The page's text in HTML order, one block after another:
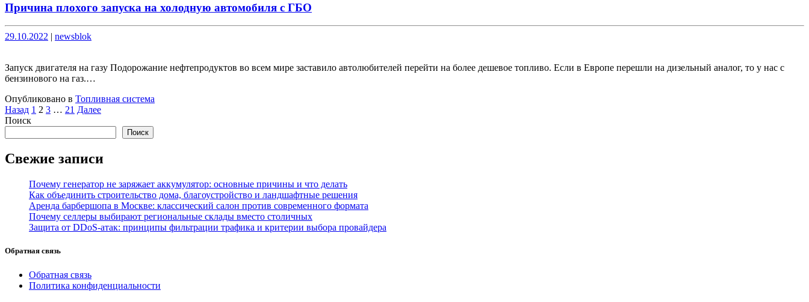
Причина плохого запуска на холодную автомобиля с ГБО
Опубликовано
29.10.2022 Опубликовано
newsblok
Запуск двигателя на газу Подорожание нефтепродуктов во всем мире заставило автолюбителей перейти на более дешевое топливо. Если в Европе перешли на дизельный аналог, то у нас с
бензинового на газ.…
Опубликовано в Топливная система
Пагинация
записей
Назад 1 2 3 … 21 Далее
Поиск
Поиск
Свежие записи
Почему генератор не заряжает аккумулятор: основные причины и что делать
Как объединить строительство дома, благоустройство и ландшафтные решения
Аренда барбершопа в Москве: классический салон против современного формата
Почему селлеры выбирают региональные склады вместо столичных
Защита от DDoS-атак: принципы фильтрации трафика и критерии выбора провайдера
Обратная связь
Обратная связь
Политика конфиденциальности